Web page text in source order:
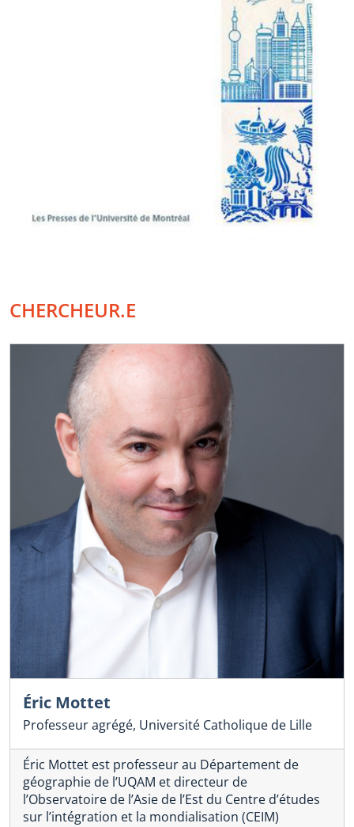
CHERCHEUR.E
Éric Mottet
Professeur agrégé, Université Catholique de Lille
Éric Mottet est professeur au Département de
géographie de l’UQAM et directeur de
l’Observatoire de l’Asie de l’Est du Centre d’études
sur l’intégration et la mondialisation (CEIM)